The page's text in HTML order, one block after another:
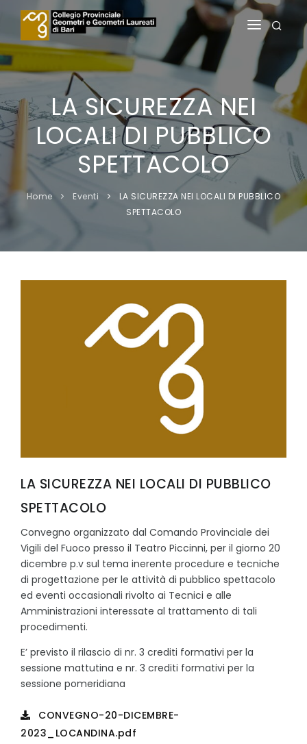
IL COLLEGIO
ALBI
SERVIZI AGLI ISCRITTI
LA SICUREZZA NEI
LOCALI DI PUBBLICO
SPETTACOLO
Home Eventi
LA SICUREZZA NEI LOCALI DI PUBBLICO
SPETTACOLO
LA SICUREZZA NEI LOCALI DI PUBBLICO
SPETTACOLO
Convegno organizzato dal Comando Provinciale dei
Vigili del Fuoco presso il Teatro Piccinni, per il giorno 20
dicembre p.v sul tema inerente procedure e tecniche
di progettazione per le attività di pubblico spettacolo
ed eventi occasionali rivolto ai Tecnici e alle
Amministrazioni interessate al trattamento di tali
procedimenti.
E’ previsto il rilascio di nr. 3 crediti formativi per la
sessione mattutina e nr. 3 crediti formativi per la
sessione pomeridiana
CONVEGNO-20-DICEMBRE-
2023_LOCANDINA.pdf